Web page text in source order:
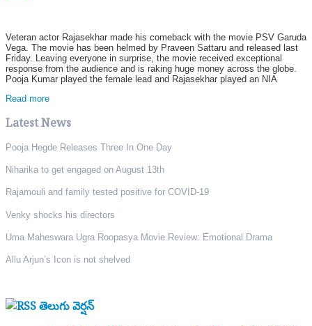
Veteran actor Rajasekhar made his comeback with the movie PSV Garuda
Vega. The movie has been helmed by Praveen Sattaru and released last
Friday. Leaving everyone in surprise, the movie received exceptional
response from the audience and is raking huge money across the globe.
Pooja Kumar played the female lead and Rajasekhar played an NIA
Read more
Latest News
Pooja Hegde Releases Three In One Day
Niharika to get engaged on August 13th
Rajamouli and family tested positive for COVID-19
Venky shocks his directors
Uma Maheswara Ugra Roopasya Movie Review: Emotional Drama
Allu Arjun’s Icon is not shelved
తెలుగు వెర్షన్